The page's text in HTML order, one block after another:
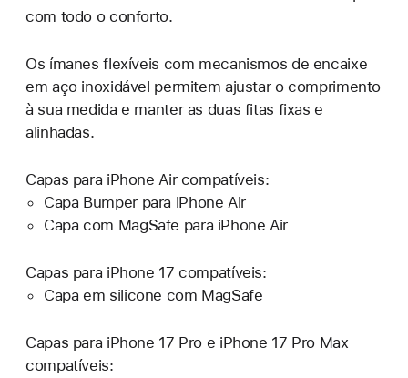
com todo o conforto.
Os ímanes flexíveis com mecanismos de encaixe
em aço inoxidável permitem ajustar o comprimento
à sua medida e manter as duas fitas fixas e
alinhadas.
Capas para iPhone Air compatíveis:
Capa Bumper para iPhone Air
Capa com MagSafe para iPhone Air
Capas para iPhone 17 compatíveis:
Capa em silicone com MagSafe
Capas para iPhone 17 Pro e iPhone 17 Pro Max
compatíveis: